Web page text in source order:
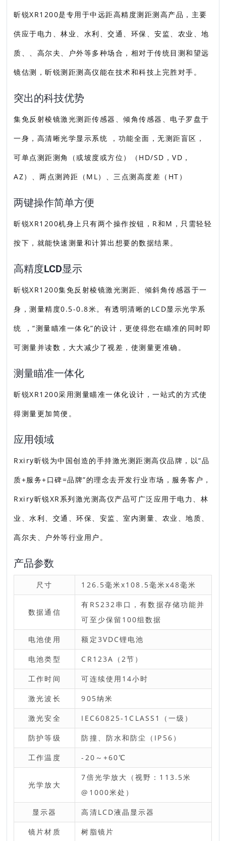
昕锐XR1200是专用于中远距高精度测距测高产品，主要
供应于电力、林业、水利、交通、环保、安监、农业、地
质、、高尔夫、户外等多种场合，相对于传统目测和望远
镜估测，昕锐测距测高仪能在技术和科技上完胜对手。
突出的科技优势
集免反射棱镜激光测距传感器、倾角传感器、电子罗盘于
一身，高清晰光学显示系统 ，功能全面，无测距盲区，
可单点测距测角（或坡度或方位）（HD/SD，VD，
AZ）、两点测跨距（ML）、三点测高度差（HT）
两键操作简单方便
昕锐XR1200机身上只有两个操作按钮，R和M，只需轻轻
按下，就能快速测量和计算出想要的数据结果。
高精度LCD显示
昕锐XR1200集免反射棱镜激光测距、倾斜角传感器于一
身，测量精度0.5-0.8米。有透明清晰的LCD显示光学系
统 ，“测量瞄准一体化”的设计，更使得您在瞄准的同时即
可测量并读数，大大减少了视差，使测量更准确。
测量瞄准一体化
昕锐XR1200采用测量瞄准一体化设计，一站式的方式使
得测量更加简便。
应用领域
Rxiry昕锐为中国创造的手持激光测距测高仪品牌，以“品
质+服务+口碑=品牌”的理念去开发行业市场，服务客户，
Rxiry昕锐XR系列激光测高仪产品可广泛应用于电力、林
业、水利、交通、环保、安监、室内测量、农业、地质、
高尔夫、户外等行业用户。
产品参数
尺寸 126.5毫米x108.5毫米x48毫米
数据通信
有RS232串口，有数据存储功能并
可至少保留100组数据
电池使用 额定3VDC锂电池
电池类型 CR123A（2节）
工作时间 可连续使用14小时
激光波长 905纳米
激光安全 IEC60825-1CLASS1（一级）
防护等级 防撞、防水和防尘（IP56）
工作温度 -20～+60℃
光学放大
7倍光学放大（视野：113.5米
@1000米处）
显示器 高清LCD液晶显示器
镜片材质 树脂镜片